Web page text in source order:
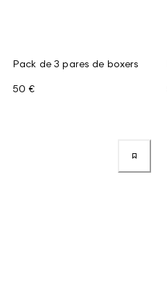
Pack de 3 pares de boxers
50 €